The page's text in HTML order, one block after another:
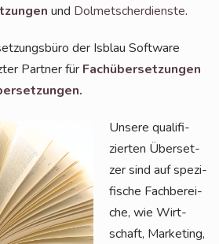
und Dol­met­scher­diens­te.
der Isblau Soft­ware
Part­ner für Fach­über­set­zun­gen
Unse­re qua­li­fi­
zier­ten Über­set­
zer sind auf spe­zi­
fi­sche Fach­be­rei­
che, wie Wirt­
schaft, Mar­ke­ting,